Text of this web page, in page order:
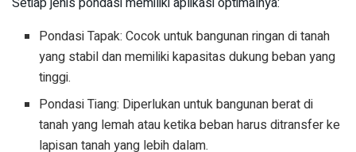
Pondasi Tapak: Cocok untuk bangunan ringan di tanah
yang stabil dan memiliki kapasitas dukung beban yang
tinggi.
Pondasi Tiang: Diperlukan untuk bangunan berat di
tanah yang lemah atau ketika beban harus ditransfer ke
lapisan tanah yang lebih dalam.